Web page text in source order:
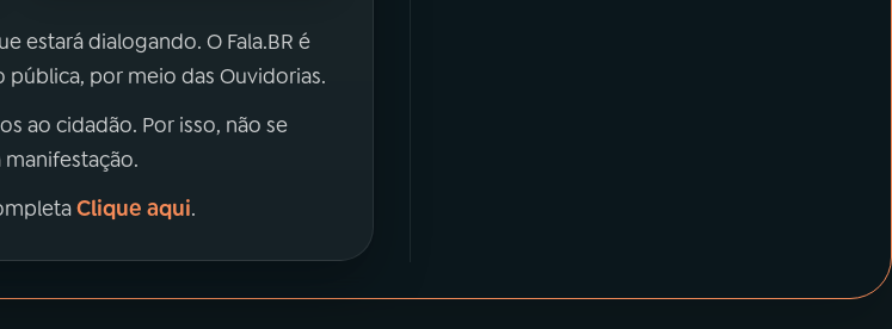
estará dialogando. O Fala.BR é
por meio das Ouvidorias.
ao cidadão. Por isso, não se
Clique aqui.